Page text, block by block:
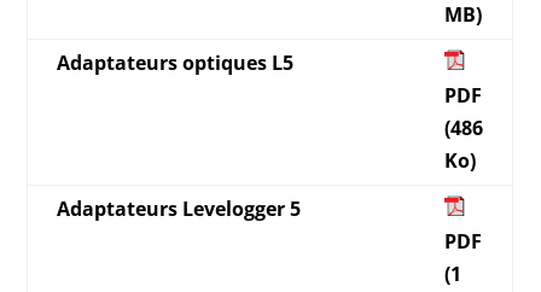
MB)
Adaptateurs optiques L5
PDF
(486
Ko)
Adaptateurs Levelogger 5
PDF
(1